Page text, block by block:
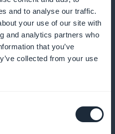
and to analyse our traffic.
your use of our site with
and analytics partners who
that you’ve
collected from your use